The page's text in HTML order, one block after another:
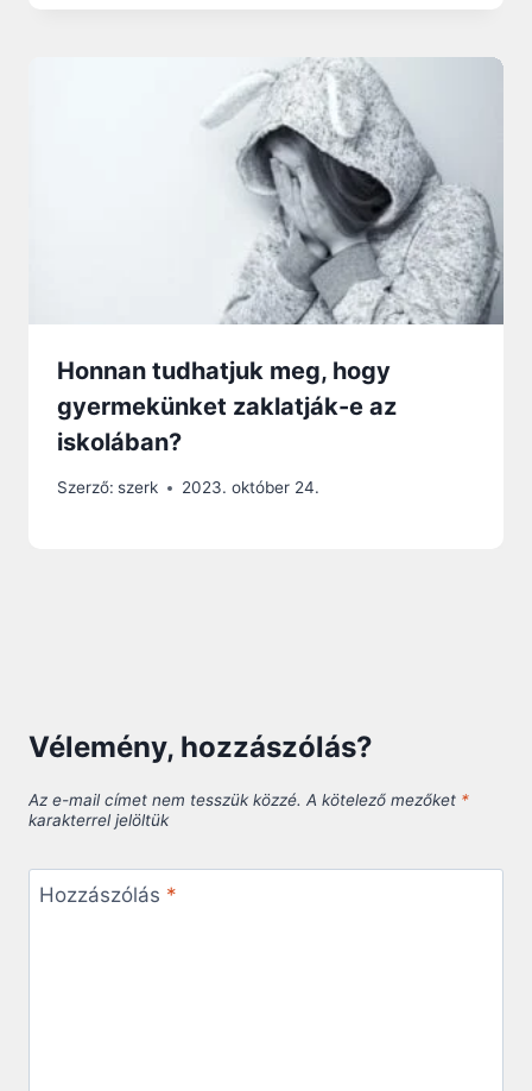
Honnan tudhatjuk meg, hogy
gyermekünket zaklatják-e az
iskolában?
Szerző: szerk 2023. október 24.
Vélemény, hozzászólás?
Az e-mail címet nem tesszük közzé. A kötelező mezőket *
karakterrel jelöltük
Hozzászólás *